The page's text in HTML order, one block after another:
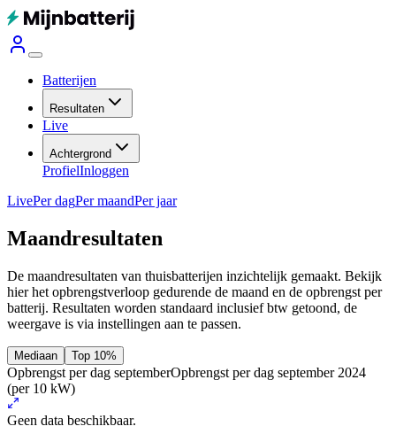
Batterijen
Resultaten
Live
Achtergrond
ProfielInloggen
LivePer dagPer maandPer jaar
Maandresultaten
De maandresultaten van thuisbatterijen inzichtelijk gemaakt. Bekijk
hier het opbrengstverloop gedurende de maand en de opbrengst per
batterij. Resultaten worden standaard inclusief btw getoond, de
weergave is via instellingen aan te passen.
Mediaan Top 10%
Opbrengst per dag septemberOpbrengst per dag september 2024
(per 10 kW)
Geen data beschikbaar.